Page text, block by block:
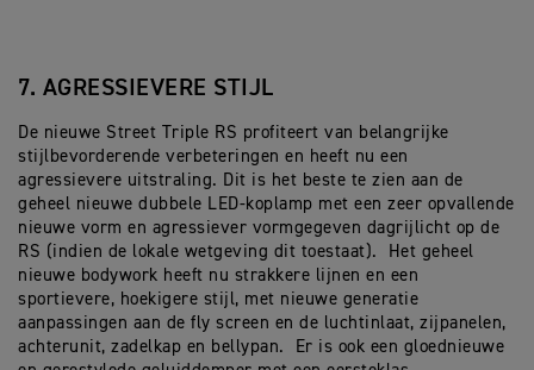
7. AGRESSIEVERE STIJL
De nieuwe Street Triple RS profiteert van belangrijke
stijlbevorderende verbeteringen en heeft nu een
agressievere uitstraling. Dit is het beste te zien aan de
geheel nieuwe dubbele LED-koplamp met een zeer opvallende
nieuwe vorm en agressiever vormgegeven dagrijlicht op de
RS (indien de lokale wetgeving dit toestaat). Het geheel
nieuwe bodywork heeft nu strakkere lijnen en een
sportievere, hoekigere stijl, met nieuwe generatie
aanpassingen aan de fly screen en de luchtinlaat, zijpanelen,
achterunit, zadelkap en bellypan. Er is ook een gloednieuwe